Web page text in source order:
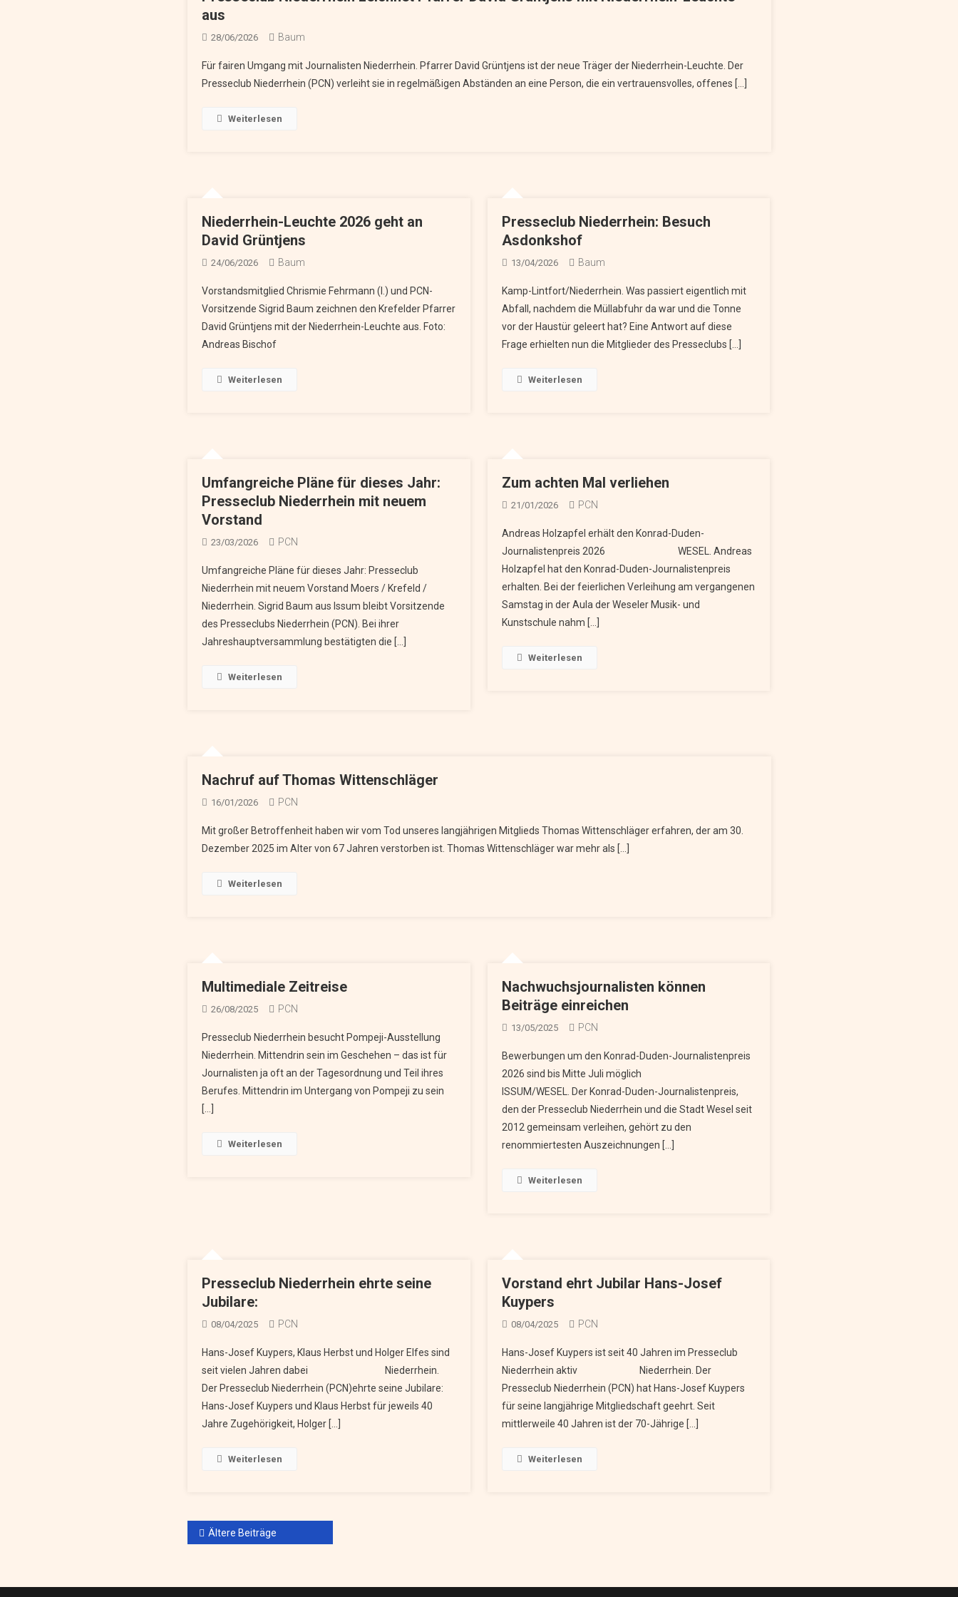
aus
28/06/2026 Baum
Für fairen Umgang mit Journalisten Niederrhein. Pfarrer David Grüntjens ist der neue Träger der Niederrhein-Leuchte. Der
Presseclub Niederrhein (PCN) verleiht sie in regelmäßigen Abständen an eine Person, die ein vertrauensvolles, offenes […]
Weiterlesen
Niederrhein-Leuchte 2026 geht an
David Grüntjens
24/06/2026 Baum
Vorstandsmitglied Chrismie Fehrmann (l.) und PCN-
Vorsitzende Sigrid Baum zeichnen den Krefelder Pfarrer
David Grüntjens mit der Niederrhein-Leuchte aus. Foto:
Andreas Bischof
Weiterlesen
Presseclub Niederrhein: Besuch
Asdonkshof
13/04/2026 Baum
Kamp-Lintfort/Niederrhein. Was passiert eigentlich mit
Abfall, nachdem die Müllabfuhr da war und die Tonne
vor der Haustür geleert hat? Eine Antwort auf diese
Frage erhielten nun die Mitglieder des Presseclubs […]
Weiterlesen
Umfangreiche Pläne für dieses Jahr:
Presseclub Niederrhein mit neuem
Vorstand
23/03/2026 PCN
Umfangreiche Pläne für dieses Jahr: Presseclub
Niederrhein mit neuem Vorstand Moers / Krefeld /
Niederrhein. Sigrid Baum aus Issum bleibt Vorsitzende
des Presseclubs Niederrhein (PCN). Bei ihrer
Jahreshauptversammlung bestätigten die […]
Weiterlesen
Zum achten Mal verliehen
21/01/2026 PCN
Andreas Holzapfel erhält den Konrad-Duden-
Journalistenpreis 2026 WESEL. Andreas
Holzapfel hat den Konrad-Duden-Journalistenpreis
erhalten. Bei der feierlichen Verleihung am vergangenen
Samstag in der Aula der Weseler Musik- und
Kunstschule nahm […]
Weiterlesen
Nachruf auf Thomas Wittenschläger
16/01/2026 PCN
Mit großer Betroffenheit haben wir vom Tod unseres langjährigen Mitglieds Thomas Wittenschläger erfahren, der am 30.
Dezember 2025 im Alter von 67 Jahren verstorben ist. Thomas Wittenschläger war mehr als […]
Weiterlesen
Multimediale Zeitreise
26/08/2025 PCN
Presseclub Niederrhein besucht Pompeji-Ausstellung
Niederrhein. Mittendrin sein im Geschehen – das ist für
Journalisten ja oft an der Tagesordnung und Teil ihres
Berufes. Mittendrin im Untergang von Pompeji zu sein
[…]
Weiterlesen
Nachwuchsjournalisten können
Beiträge einreichen
13/05/2025 PCN
Bewerbungen um den Konrad-Duden-Journalistenpreis
2026 sind bis Mitte Juli möglich
ISSUM/WESEL. Der Konrad-Duden-Journalistenpreis,
den der Presseclub Niederrhein und die Stadt Wesel seit
2012 gemeinsam verleihen, gehört zu den
renommiertesten Auszeichnungen […]
Weiterlesen
Presseclub Niederrhein ehrte seine
Jubilare:
08/04/2025 PCN
Hans-Josef Kuypers, Klaus Herbst und Holger Elfes sind
seit vielen Jahren dabei Niederrhein.
Der Presseclub Niederrhein (PCN)ehrte seine Jubilare:
Hans-Josef Kuypers und Klaus Herbst für jeweils 40
Jahre Zugehörigkeit, Holger […]
Weiterlesen
Vorstand ehrt Jubilar Hans-Josef
Kuypers
08/04/2025 PCN
Hans-Josef Kuypers ist seit 40 Jahren im Presseclub
Niederrhein aktiv Niederrhein. Der
Presseclub Niederrhein (PCN) hat Hans-Josef Kuypers
für seine langjährige Mitgliedschaft geehrt. Seit
mittlerweile 40 Jahren ist der 70-Jährige […]
Weiterlesen
Beitragsnavigation
Ältere Beiträge